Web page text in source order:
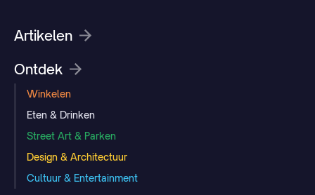
Artikelen
Ontdek
Winkelen
Eten & Drinken
Street Art & Parken
Design & Architectuur
Cultuur & Entertainment